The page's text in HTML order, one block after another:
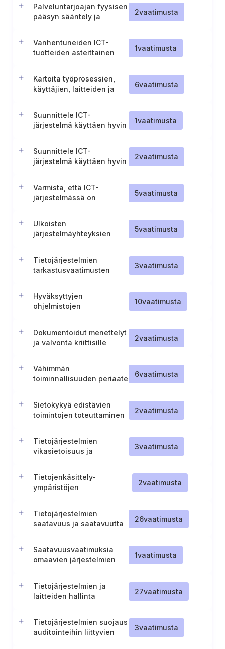
Palveluntarjoajan fyysisen
pääsyn sääntely ja
2vaatimusta
Vanhentuneiden ICT-
tuotteiden asteittainen
1vaatimusta
Kartoita työprosessien,
käyttäjien, laitteiden ja
6vaatimusta
Suunnittele ICT-
järjestelmä käyttäen hyvin
1vaatimusta
Suunnittele ICT-
järjestelmä käyttäen hyvin
2vaatimusta
Varmista, että ICT-
järjestelmässä on
5vaatimusta
Ulkoisten
järjestelmäyhteyksien
5vaatimusta
Tietojärjestelmien
tarkastusvaatimusten
3vaatimusta
Hyväksyttyjen
ohjelmistojen
10vaatimusta
Dokumentoidut menettelyt
ja valvonta kriittisille
tietojärjestelmissä
2vaatimusta
Vähimmän
toiminnallisuuden periaate
6vaatimusta
Sietokykyä edistävien
toimintojen toteuttaminen
2vaatimusta
Tietojärjestelmien
vikasietoisuus ja
3vaatimusta
Tietojenkäsittely-
ympäristöjen
2vaatimusta
Tietojärjestelmien
saatavuus ja saatavuutta
26vaatimusta
Saatavuusvaatimuksia
omaavien järjestelmien
1vaatimusta
Tietojärjestelmien ja
laitteiden hallinta
27vaatimusta
Tietojärjestelmien suojaus
auditointeihin liittyvien
3vaatimusta